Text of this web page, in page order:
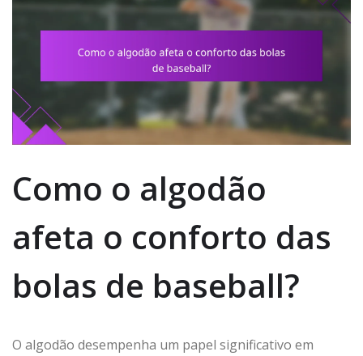
Como o algodão
afeta o conforto das
bolas de baseball?
O algodão desempenha um papel significativo em